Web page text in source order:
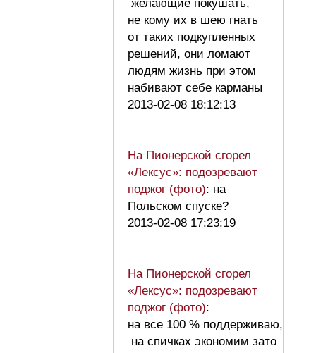
желающие покушать,
не кому их в шею гнать
от таких подкупленных
решений, они ломают
людям жизнь при этом
набивают себе карманы
2013-02-08 18:12:13
На Пионерской сгорел
«Лексус»: подозревают
поджог (фото): на
Польском спуске?
2013-02-08 17:23:19
На Пионерской сгорел
«Лексус»: подозревают
поджог (фото):
на все 100 % поддерживаю,
на спичках экономим зато